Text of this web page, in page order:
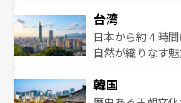
ならではの贅沢な旅のスタイ
情報はコンテン
れるおもてなし
人々、おいしい
ク、伝統的なフ
ワイを、存分に味わってほしい
はコンテンツ一覧
リアリーフや大
ク）、タスマニ
ど、見どころが
いる。アクティ
ビング、ハイキ
台湾
日本から約４時
自然が織りなす
ン）、静ひつな山
韓国